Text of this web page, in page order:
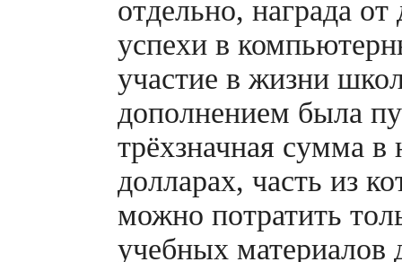
отдельно, награда
успехи в
участие в жизни
дополнением была
трёхзначная сумма в
долларах, часть из
можно потратить
учебных материалов